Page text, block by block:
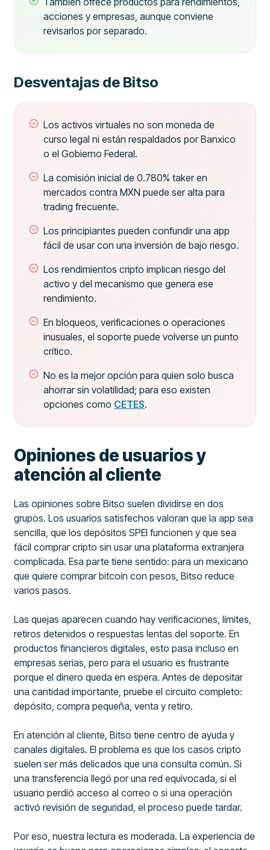
acciones y empresas, aunque conviene
revisarlos por separado.
Desventajas de Bitso
Los activos virtuales no son moneda de
curso legal ni están respaldados por Banxico
o el Gobierno Federal.
La comisión inicial de 0.780% taker en
mercados contra MXN puede ser alta para
trading frecuente.
Los principiantes pueden confundir una app
fácil de usar con una inversión de bajo riesgo.
Los rendimientos cripto implican riesgo del
activo y del mecanismo que genera ese
rendimiento.
En bloqueos, verificaciones o operaciones
inusuales, el soporte puede volverse un punto
crítico.
No es la mejor opción para quien solo busca
ahorrar sin volatilidad; para eso existen
opciones como CETES.
Opiniones de usuarios y
atención al cliente
Las opiniones sobre Bitso suelen dividirse en dos
grupos. Los usuarios satisfechos valoran que la app sea
sencilla, que los depósitos SPEI funcionen y que sea
fácil comprar cripto sin usar una plataforma extranjera
complicada. Esa parte tiene sentido: para un mexicano
que quiere comprar bitcoin con pesos, Bitso reduce
varios pasos.
Las quejas aparecen cuando hay verificaciones, límites,
retiros detenidos o respuestas lentas del soporte. En
productos financieros digitales, esto pasa incluso en
empresas serias, pero para el usuario es frustrante
porque el dinero queda en espera. Antes de depositar
una cantidad importante, pruebe el circuito completo:
depósito, compra pequeña, venta y retiro.
En atención al cliente, Bitso tiene centro de ayuda y
canales digitales. El problema es que los casos cripto
suelen ser más delicados que una consulta común. Si
una transferencia llegó por una red equivocada, si el
usuario perdió acceso al correo o si una operación
activó revisión de seguridad, el proceso puede tardar.
Por eso, nuestra lectura es moderada. La experiencia de